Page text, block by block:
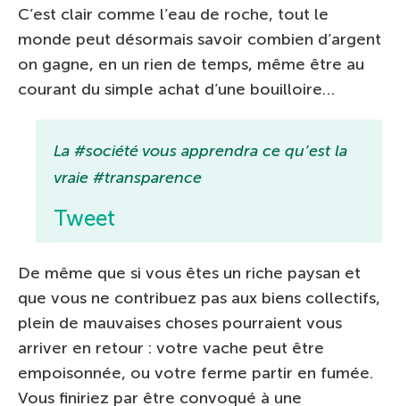
C’est clair comme l’eau de roche, tout le
monde peut désormais savoir combien d’argent
on gagne, en un rien de temps, même être au
courant du simple achat d’une bouilloire…
La #société vous apprendra ce qu’est la
vraie #transparence
Tweet
De même que si vous êtes un riche paysan et
que vous ne contribuez pas aux biens collectifs,
plein de mauvaises choses pourraient vous
arriver en retour : votre vache peut être
empoisonnée, ou votre ferme partir en fumée.
Vous finiriez par être convoqué à une